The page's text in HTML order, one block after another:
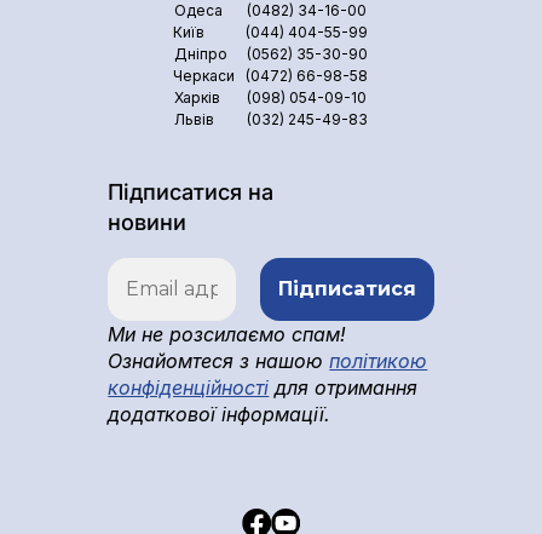
Одеса
(0482) 34-16-00
Київ
(044) 404-55-99
Дніпро
(0562) 35-30-90
Черкаси
(0472) 66-98-58
Харків
(098) 054-09-10
Львів
(032) 245-49-83
Підписатися на
новини
Ми не розсилаємо спам!
Ознайомтеся з нашоюполітикою
конфіденційності для отримання
додаткової інформації.